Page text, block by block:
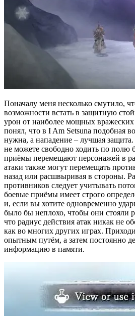
Поначалу меня несколько смутило,
возможности встать в защитную
урон от наиболее мощных
понял, что в I Am Setsuna подобная
нужна, а нападение – лучшая
не можете свободно ходить по полю
приёмы перемещают персонажей в
атаки также могут перемещать
назад или расшвыривая в стороны.
противников следует учитывать
боевые приёмы имеет строго
и, если вы хотите одновременно
было бы неплохо, чтобы они стояли
что радиус действия атак никак не
как во многих других играх.
опытным путём, а затем постоянно
информацию в памяти.